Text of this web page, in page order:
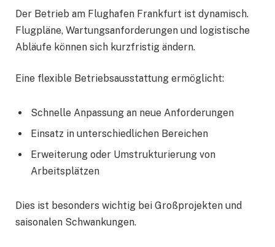
Der Betrieb am Flughafen Frankfurt ist dynamisch.
Flugpläne, Wartungsanforderungen und logistische
Abläufe können sich kurzfristig ändern.
Eine flexible Betriebsausstattung ermöglicht:
Schnelle Anpassung an neue Anforderungen
Einsatz in unterschiedlichen Bereichen
Erweiterung oder Umstrukturierung von
Arbeitsplätzen
Dies ist besonders wichtig bei Großprojekten und
saisonalen Schwankungen.